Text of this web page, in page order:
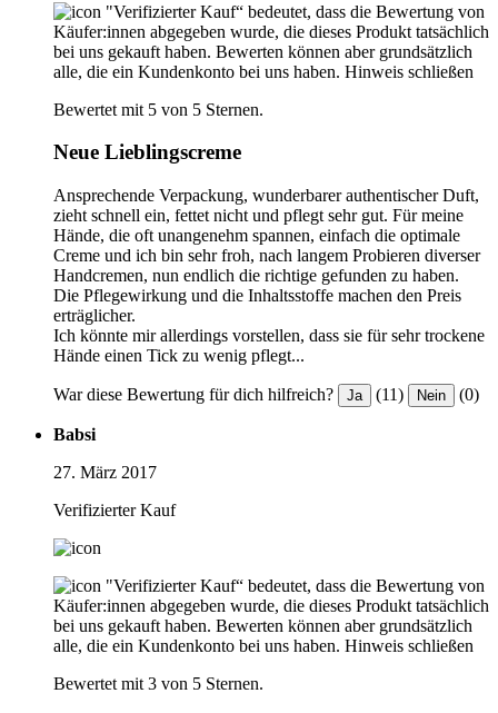
"Verifizierter Kauf“ bedeutet, dass die Bewertung von
Käufer:innen abgegeben wurde, die dieses Produkt tatsächlich
bei uns gekauft haben. Bewerten können aber grundsätzlich
alle, die ein Kundenkonto bei uns haben. Hinweis schließen
Bewertet mit 5 von 5 Sternen.
Neue Lieblingscreme
Ansprechende Verpackung, wunderbarer authentischer Duft,
zieht schnell ein, fettet nicht und pflegt sehr gut. Für meine
Hände, die oft unangenehm spannen, einfach die optimale
Creme und ich bin sehr froh, nach langem Probieren diverser
Handcremen, nun endlich die richtige gefunden zu haben.
Die Pflegewirkung und die Inhaltsstoffe machen den Preis
erträglicher.
Ich könnte mir allerdings vorstellen, dass sie für sehr trockene
Hände einen Tick zu wenig pflegt...
War diese Bewertung für dich hilfreich? Ja (11) Nein (0)
Babsi
27. März 2017
Verifizierter Kauf
"Verifizierter Kauf“ bedeutet, dass die Bewertung von
Käufer:innen abgegeben wurde, die dieses Produkt tatsächlich
bei uns gekauft haben. Bewerten können aber grundsätzlich
alle, die ein Kundenkonto bei uns haben. Hinweis schließen
Bewertet mit 3 von 5 Sternen.